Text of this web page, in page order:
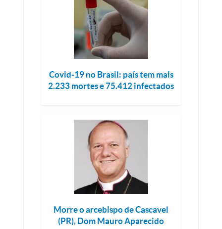
Covid-19 no Brasil: país tem mais
2.233 mortes e 75.412 infectados
Morre o arcebispo de Cascavel
(PR), Dom Mauro Aparecido